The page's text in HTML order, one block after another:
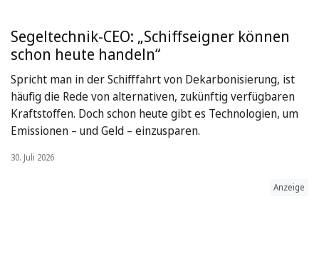
Segeltechnik-CEO: „Schiffseigner können
schon heute handeln“
Spricht man in der Schifffahrt von Dekarbonisierung, ist
häufig die Rede von alternativen, zukünftig verfügbaren
Kraftstoffen. Doch schon heute gibt es Technologien, um
Emissionen – und Geld – einzusparen.
30. Juli 2026
Anzeige